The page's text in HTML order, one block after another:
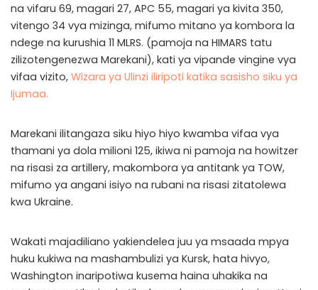
na vifaru 69, magari 27, APC 55, magari ya kivita 350,
vitengo 34 vya mizinga, mifumo mitano ya kombora la
ndege na kurushia 11 MLRS. (pamoja na HIMARS tatu
zilizotengenezwa Marekani), kati ya vipande vingine vya
vifaa vizito, Wizara ya Ulinzi iliripoti katika sasisho siku ya
Ijumaa.
Marekani ilitangaza siku hiyo hiyo kwamba vifaa vya
thamani ya dola milioni 125, ikiwa ni pamoja na howitzer
na risasi za artillery, makombora ya antitank ya TOW,
mifumo ya angani isiyo na rubani na risasi zitatolewa
kwa Ukraine.
Wakati majadiliano yakiendelea juu ya msaada mpya
huku kukiwa na mashambulizi ya Kursk, hata hivyo,
Washington inaripotiwa kusema haina uhakika na